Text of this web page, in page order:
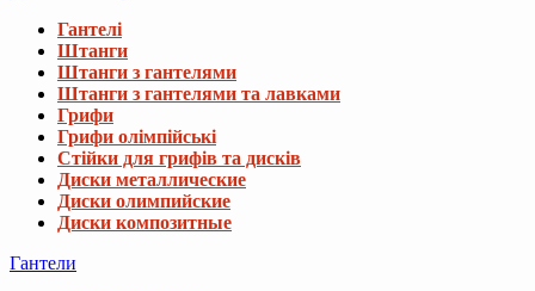
Гантелі
Штанги
Штанги з гантелями
Штанги з гантелями та лавками
Грифи
Грифи олімпійські
Стійки для грифів та дисків
Диски металлические
Диски олимпийские
Диски композитные
Гантели